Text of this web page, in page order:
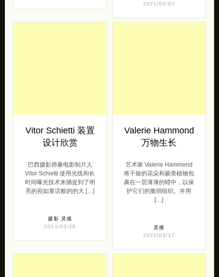
2021/05/07
Vitor Schietti 装置
设计欣赏
巴西摄影师兼电影制片人
Vitor Schietti 使用光线和长
时间曝光技术来捕捉到了明
亮的宛如童话般的的大 […]
摄影 灵感
2021/03/29
Valerie Hammond
万物生长
艺术家 Valerie Hammond
将干燥的花朵和蕨类植物包
裹在一层薄薄的蜡中，以保
护它们的脆弱组织。并用
[…]
灵感
2021/03/17